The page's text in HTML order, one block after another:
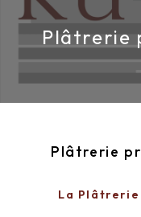
Plâtrerie
Plâtrerie
La